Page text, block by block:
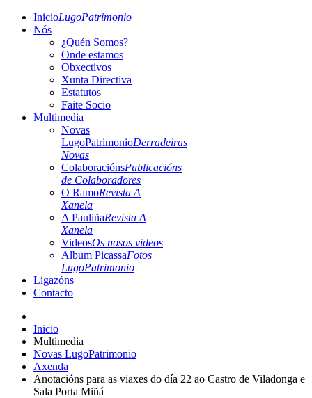
InicioLugoPatrimonio
Nós
¿Quén Somos?
Onde estamos
Obxectivos
Xunta Directiva
Estatutos
Faite Socio
Multimedia
Novas
LugoPatrimonioDerradeiras
Novas
ColaboraciónsPublicacións
de Colaboradores
O RamoRevista A
Xanela
A PauliñaRevista A
Xanela
VideosOs nosos videos
Album PicassaFotos
LugoPatrimonio
Ligazóns
Contacto
Inicio
Multimedia
Novas LugoPatrimonio
Axenda
Anotacións para as viaxes do día 22 ao Castro de Viladonga e
Sala Porta Miñá